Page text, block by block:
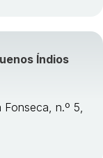
Índios
n.º 5,